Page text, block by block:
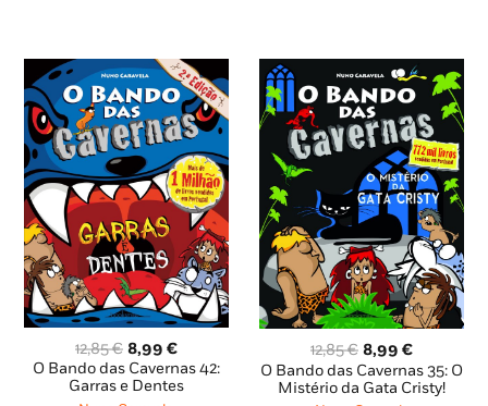
12,85€ O
preço
original
8,99 €O
preço
atual
O Bando das Cavernas 42:
Garras e Dentes
12,85€ O
preço
original
8,99€O
preço
atual
O Bando das Cavernas 35: O
Mistério da Gata Cristy!